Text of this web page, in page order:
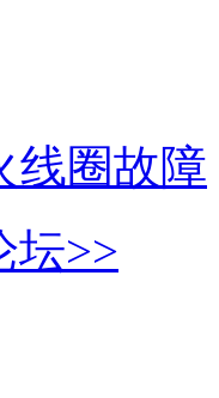
线圈故障
坛>>